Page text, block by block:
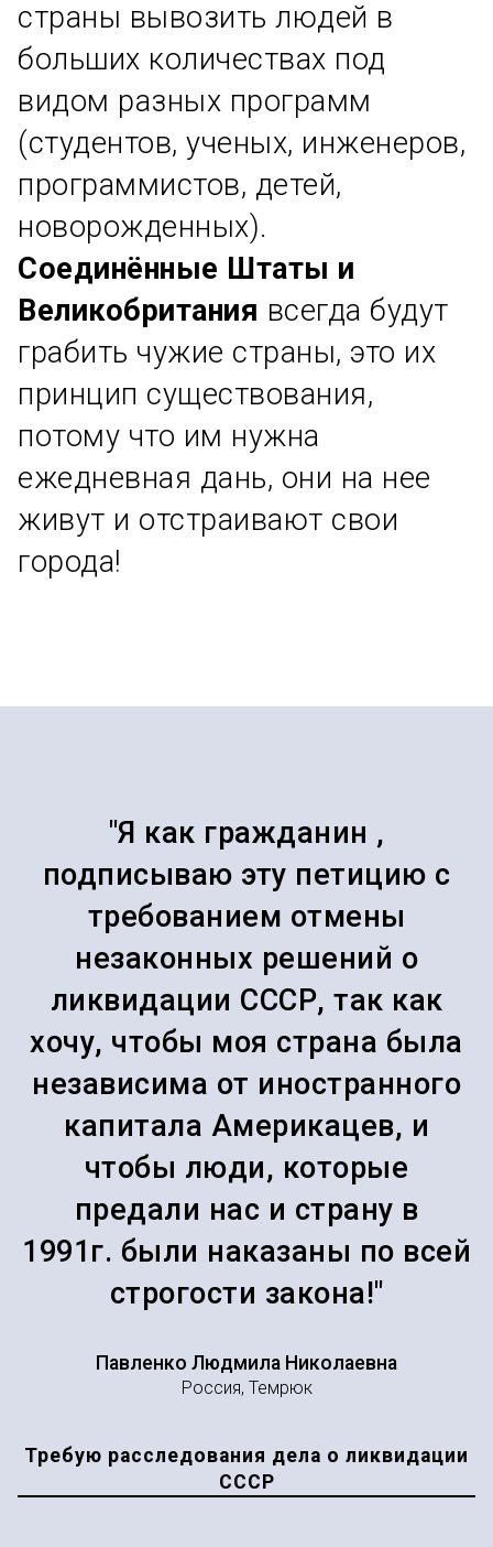
страны вывозить людей в
больших количествах под
видом разных программ
(студентов, ученых, инженеров,
программистов, детей,
новорожденных).
Соединённые Штаты и
Великобритания всегда будут
грабить чужие страны, это их
принцип существования,
потому что им нужна
ежедневная дань, они на нее
живут и отстраивают свои
города!
"Я как гражданин ,
подписываю эту петицию с
требованием отмены
незаконных решений о
ликвидации СССР, так как
хочу, чтобы моя страна была
независима от иностранного
капитала Америкацев, и
чтобы люди, которые
предали нас и страну в
1991г. были наказаны по всей
строгости закона!"
Павленко Людмила Николаевна
Россия, Темрюк
Требую расследования дела о ликвидации
СССР